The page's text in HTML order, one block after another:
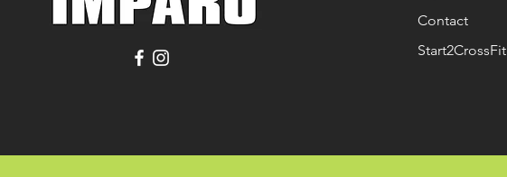
Contact
Start2CrossFit